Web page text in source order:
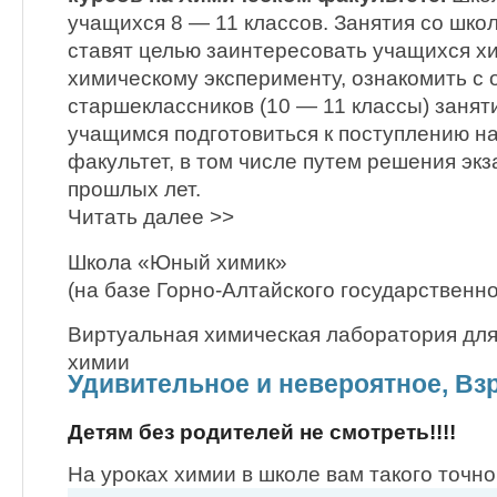
учащихся 8 — 11 классов. Занятия со
ставят целью заинтересовать учащихся
химическому эксперименту, ознакомить
старшеклассников (10 — 11 классы)
учащимся подготовиться к поступлению
факультет, в том числе путем решения
прошлых лет.
Читать далее >>
Школа «Юный химик»
(на базе Горно-Алтайского
Виртуальная химическая лаборатория
химии
Удивительное и невероятное,
Детям без родителей не смотреть!!!!
На уроках химии в школе вам такого